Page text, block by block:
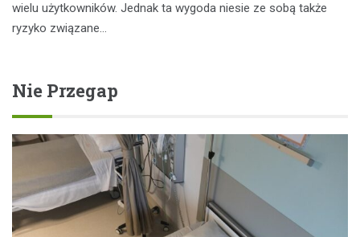
wielu użytkowników. Jednak ta wygoda niesie ze sobą także
ryzyko związane…
Nie Przegap